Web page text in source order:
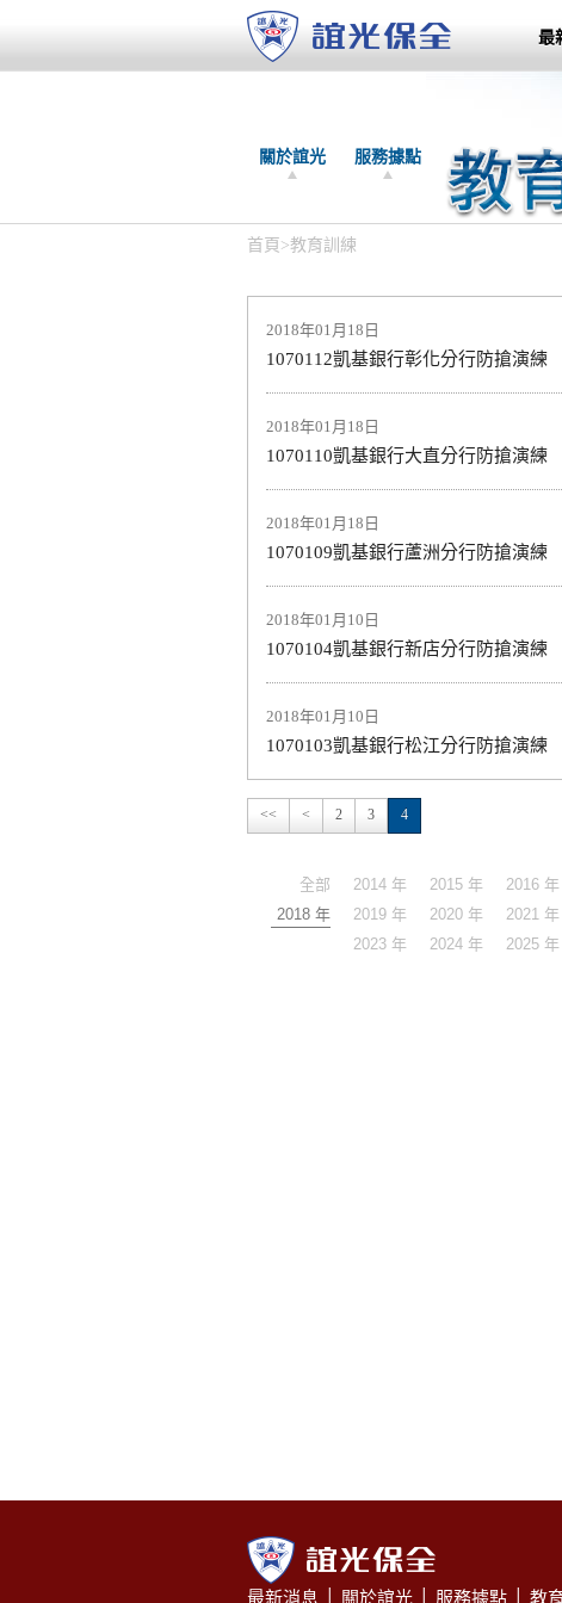
最
關於誼光 服務據點
首頁 >教育訓練
2018年01月18日
1070112凱基銀行彰化分行防搶演練
2018年01月18日
1070110凱基銀行大直分行防搶演練
2018年01月18日
1070109凱基銀行蘆洲分行防搶演練
2018年01月10日
1070104凱基銀行新店分行防搶演練
2018年01月10日
1070103凱基銀行松江分行防搶演練
<< < 2 3 4
全部 2014 年 2015 年 2016 年
2018 年
2019 年 2020 年 2021 年
2023 年
2024 年 2025 年
最新消息 關於誼光 服務據點 教